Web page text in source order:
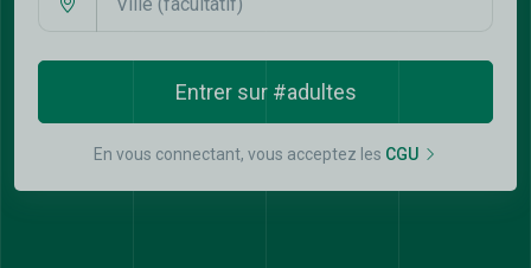
Entrer sur #adultes
En vous connectant, vous acceptez les CGU